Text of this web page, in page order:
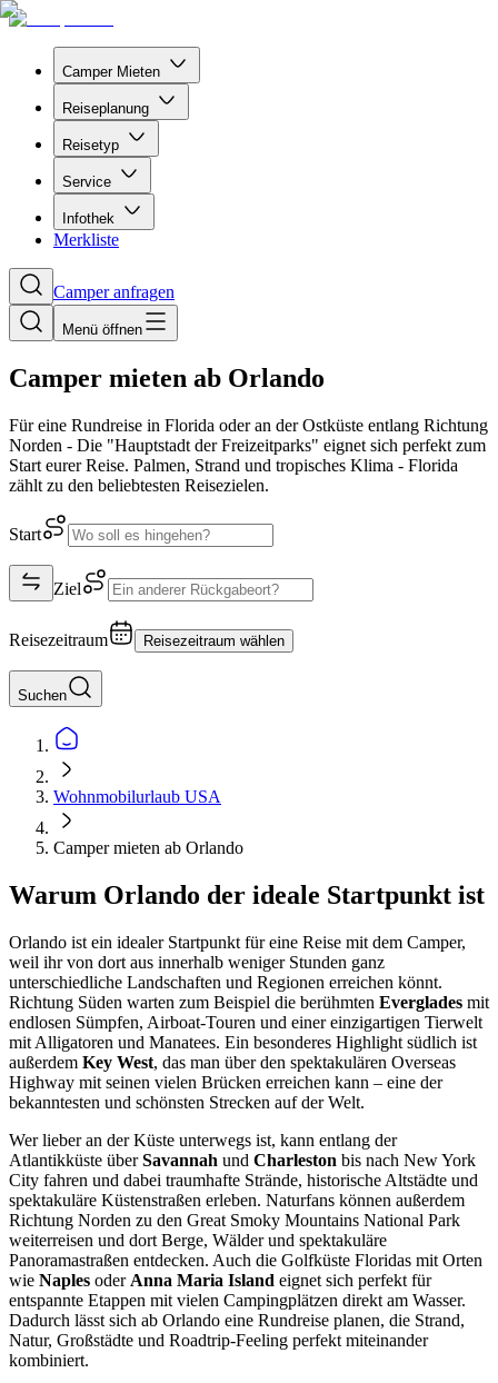
Camper Mieten
Reiseplanung
Reisetyp
Service
Infothek
Merkliste
Camper anfragen
Menü öffnen
Camper mieten ab Orlando
Für eine Rundreise in Florida oder an der Ostküste entlang Richtung
Norden - Die "Hauptstadt der Freizeitparks" eignet sich perfekt zum
Start eurer Reise. Palmen, Strand und tropisches Klima - Florida
zählt zu den beliebtesten Reisezielen.
Start
Ziel
Reisezeitraum Reisezeitraum wählen
Suchen
Wohnmobilurlaub USA
Camper mieten ab Orlando
Warum Orlando der ideale Startpunkt ist
Orlando ist ein idealer Startpunkt für eine Reise mit dem Camper,
weil ihr von dort aus innerhalb weniger Stunden ganz
unterschiedliche Landschaften und Regionen erreichen könnt.
Richtung Süden warten zum Beispiel die berühmten Everglades mit
endlosen Sümpfen, Airboat-Touren und einer einzigartigen Tierwelt
mit Alligatoren und Manatees. Ein besonderes Highlight südlich ist
außerdem Key West, das man über den spektakulären Overseas
Highway mit seinen vielen Brücken erreichen kann – eine der
bekanntesten und schönsten Strecken auf der Welt.
Wer lieber an der Küste unterwegs ist, kann entlang der
Atlantikküste überSavannah und Charleston bis nach New York
City fahren und dabei traumhafte Strände, historische Altstädte und
spektakuläre Küstenstraßen erleben. Naturfans können außerdem
Richtung Norden zu den Great Smoky Mountains National Park
weiterreisen und dort Berge, Wälder und spektakuläre
Panoramastraßen entdecken. Auch die Golfküste Floridas mit Orten
wie Naples oder Anna Maria Island eignet sich perfekt für
entspannte Etappen mit vielen Campingplätzen direkt am Wasser.
Dadurch lässt sich ab Orlando eine Rundreise planen, die Strand,
Natur, Großstädte und Roadtrip-Feeling perfekt miteinander
kombiniert.